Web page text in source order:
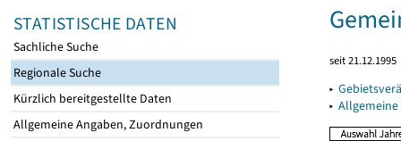
STATISTISCHE DATEN
Sachliche Suche
Regionale Suche
Kürzlich bereitgestellte Daten
Allgemeine Angaben, Zuordnungen
seit 21.12.1995
▸
▸